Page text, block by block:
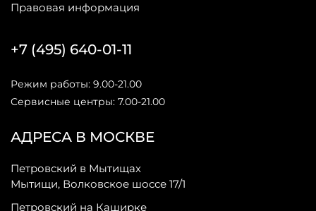
Правовая информация
АДРЕСА В МОСКВЕ
Петровский в Мытищах
Мытищи, Волковское шоссе 17/1
Петровский на Каширке
+7 (495) 640-01-11
Режим работы: 9.00-21.00
Сервисные центры: 7.00-21.00